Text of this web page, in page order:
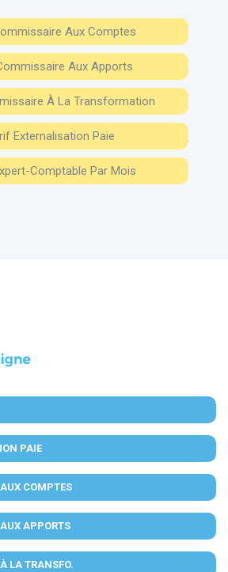
Aux Comptes
Aux Apports
À La Transformation
Externalisation Paie
Comptable Par Mois
PAIE
COMPTES
APPORTS
LA TRANSFO.